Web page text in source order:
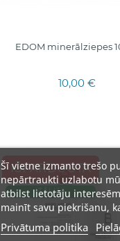
EDOM minerālziepes
10,00 €
IŠPARDUOTA
ITĀLIJA
Šī vietne izmanto trešo
nepārtraukti uzlabotu
atbilst lietotāju
mainīt savu piekrišanu,
Privātuma politika